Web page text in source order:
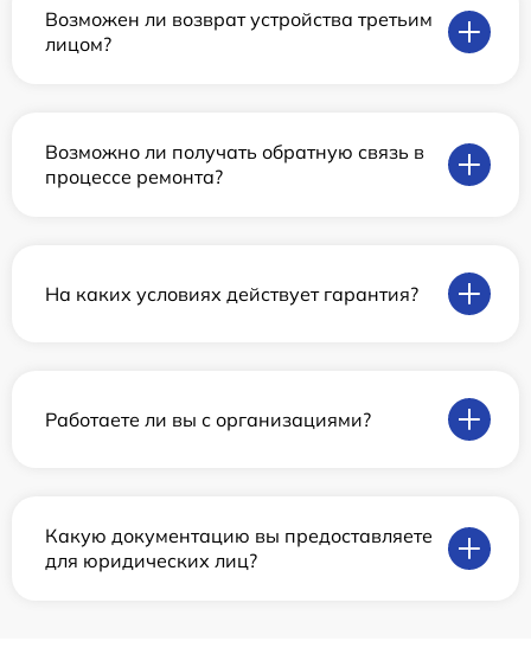
Возможен ли возврат устройства третьим
лицом?
Возможно ли получать обратную связь в
процессе ремонта?
На каких условиях действует гарантия?
Работаете ли вы с организациями?
Какую документацию вы предоставляете
для юридических лиц?